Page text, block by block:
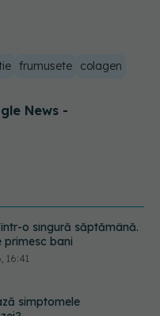
frumusete colagen
News -
simptomele